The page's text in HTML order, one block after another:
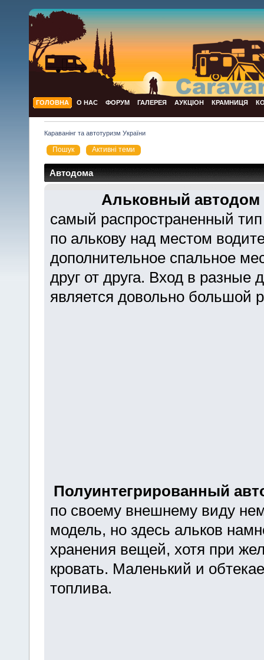
ГОЛОВНА О НАС ФОРУМ ГАЛЕРЕЯ АУКЦІОН КРАМНИЦЯ
Караванінг та автотуризм України
Пошук Активні теми
Автодома
Альковный автодом
самый распространенный тип
по алькову над местом
дополнительное спальное
друг от друга. Вход в
является довольно большой
Полуинтегрированный
по своему внешнему виду
модель, но здесь альков
хранения вещей, хотя при
кровать. Маленький и
топлива.